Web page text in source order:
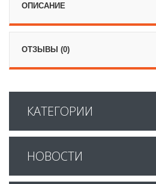
ОПИСАНИЕ
ОТЗЫВЫ (0)
КАТЕГОРИИ
НОВОСТИ